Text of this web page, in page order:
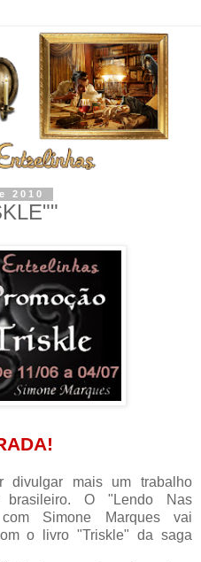
2010
!
divulgar mais um trabalho
O "Lendo Nas
Simone Marques vai
o livro "Triskle" da saga